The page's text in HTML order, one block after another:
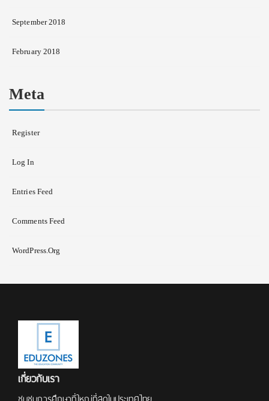
September 2018
February 2018
Meta
Register
Log In
Entries Feed
Comments Feed
WordPress.org
เกี่ยวกับเรา